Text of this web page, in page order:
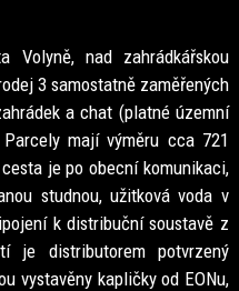
nad zahrádkářskou
3 samostatně zaměřených
a chat (platné územní
mají výměru cca 721
je po obecní komunikaci,
studnou, užitková voda v
k distribuční soustavě z
je distributorem potvrzený
vystavěny kapličky od EONu,